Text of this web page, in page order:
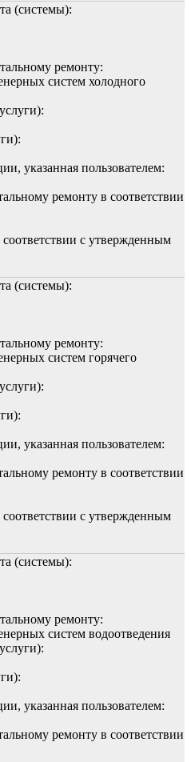
(системы):
ремонту:
систем холодного
указанная пользователем:
ремонту в соответствии
с утвержденным
(системы):
ремонту:
систем горячего
указанная пользователем:
ремонту в соответствии
с утвержденным
(системы):
ремонту:
систем водоотведения
указанная пользователем:
ремонту в соответствии